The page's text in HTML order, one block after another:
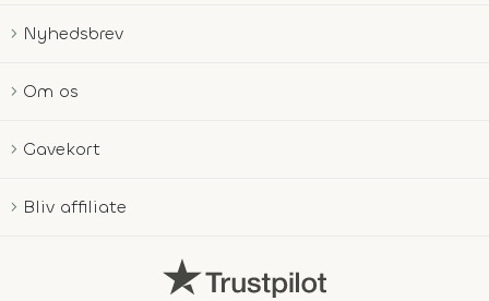
Nyhedsbrev
Om os
Gavekort
Bliv affiliate